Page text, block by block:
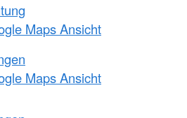
Maps Ansicht
Maps Ansicht